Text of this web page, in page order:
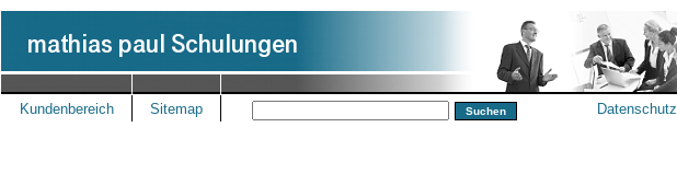
Kundenbereich Sitemap Datenschutz